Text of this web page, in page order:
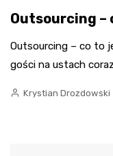
Outsourcing –
Outsourcing – co to
gości na ustach
Krystian Drozdowski